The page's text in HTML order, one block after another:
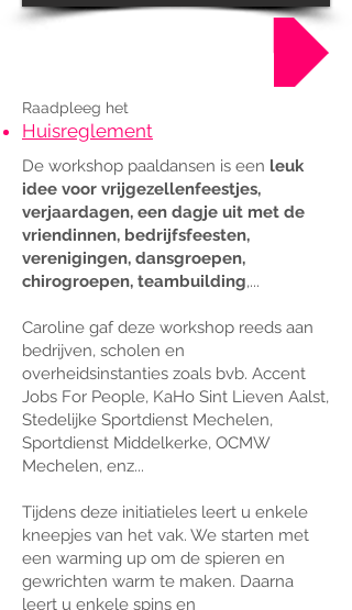
Raadpleeg het
Huisreglement
De workshop paaldansen is een leuk
idee voor vrijgezellenfeestjes,
verjaardagen, een dagje uit met de
vriendinnen, bedrijfsfeesten,
verenigingen, dansgroepen,
chirogroepen, teambuilding,...
Caroline gaf deze workshop reeds aan
bedrijven, scholen en
overheidsinstanties zoals bvb. Accent
Jobs For People, KaHo Sint Lieven Aalst,
Stedelijke Sportdienst Mechelen,
Sportdienst Middelkerke, OCMW
Mechelen, enz...
Tijdens deze initiatieles leert u enkele
kneepjes van het vak. We starten met
een warming up om de spieren en
gewrichten warm te maken. Daarna
leert u enkele spins en